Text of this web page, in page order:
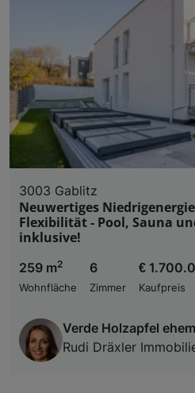
3003 Gablitz
Neuwertiges
Flexibilität - Pool, Sauna
inklusive!
259 m2
Wohnfläche
6
Zimmer
€
Kaufpreis
Verde Holzapfel
Rudi Dräxler